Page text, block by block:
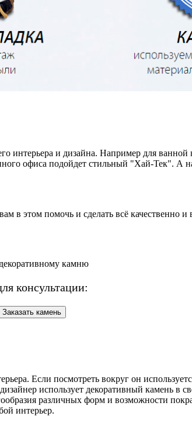
интерьера и дизайна. Например для
офиса подойдет стильный "Хай-Тек".
в этом помочь и сделать всё качественно и
камню
консультации:
Если посмотреть вокруг он
использует декоративный камень в
различных форм и возможности
интерьер.